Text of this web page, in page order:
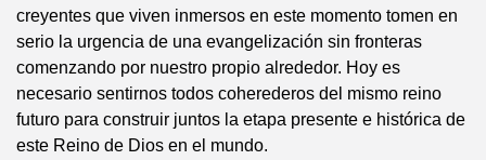
creyentes que viven inmersos en este momento tomen en
serio la urgencia de una evangelización sin fronteras
comenzando por nuestro propio alrededor. Hoy es
necesario sentirnos todos coherederos del mismo reino
futuro para construir juntos la etapa presente e histórica de
este Reino de Dios en el mundo.